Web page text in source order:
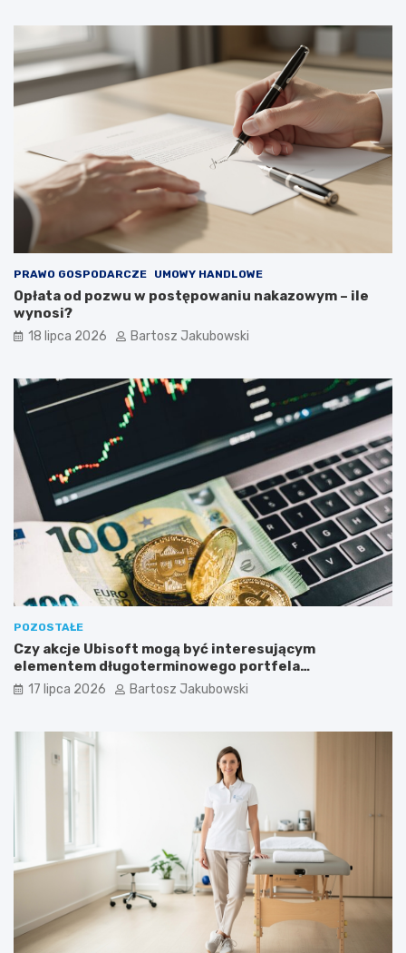
PRAWO GOSPODARCZE UMOWY HANDLOWE
Opłata od pozwu w postępowaniu nakazowym – ile
wynosi?
18 lipca 2026 Bartosz Jakubowski
POZOSTAŁE
Czy akcje Ubisoft mogą być interesującym
elementem długoterminowego portfela
inwestycyjnego?
17 lipca 2026 Bartosz Jakubowski